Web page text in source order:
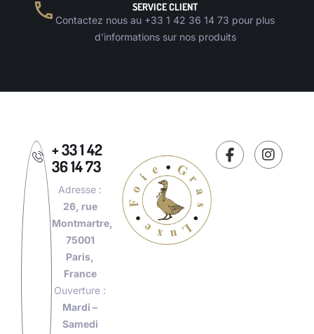
SERVICE CLIENT
Contactez nous au +33 1 42 36 14 73 pour plus
d’informations sur nos produits
+ 33 1 42
36 14 73
Adresse :
26, rue
Montmartre,
75001
Paris,
France
Ouverture :
Mardi –
Samedi